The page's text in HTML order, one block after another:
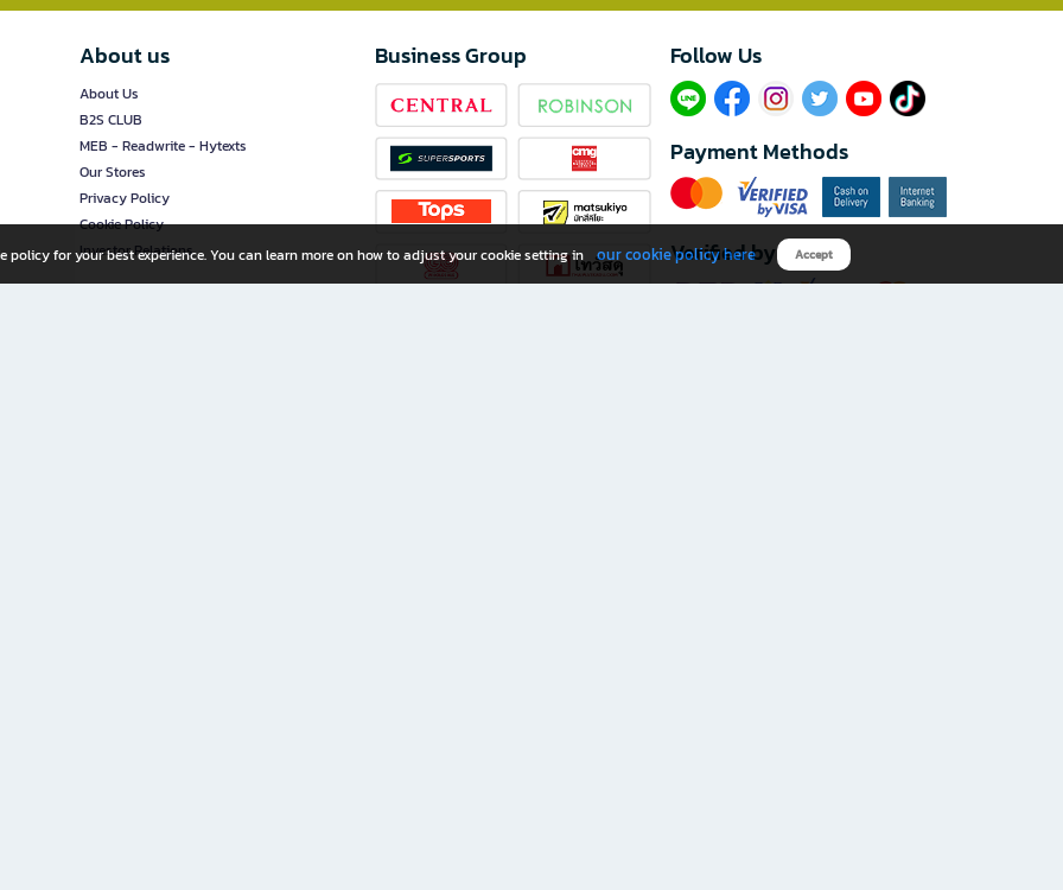
About us
About Us
B2S CLUB
MEB - Readwrite - Hytexts
Our Stores
Privacy Policy
Cookie Policy
Investor Relations
Business Group Follow Us​
Payment Methods
Verified by
policy for your best experience. You can learn more on how to adjust your cookie setting in our cookie policy here Accept